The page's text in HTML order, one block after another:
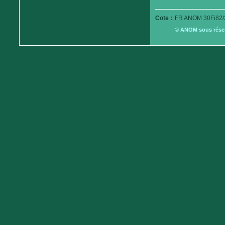
Cote : FR ANOM
© ANOM sous